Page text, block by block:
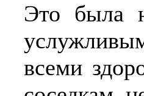
Это была
всеми